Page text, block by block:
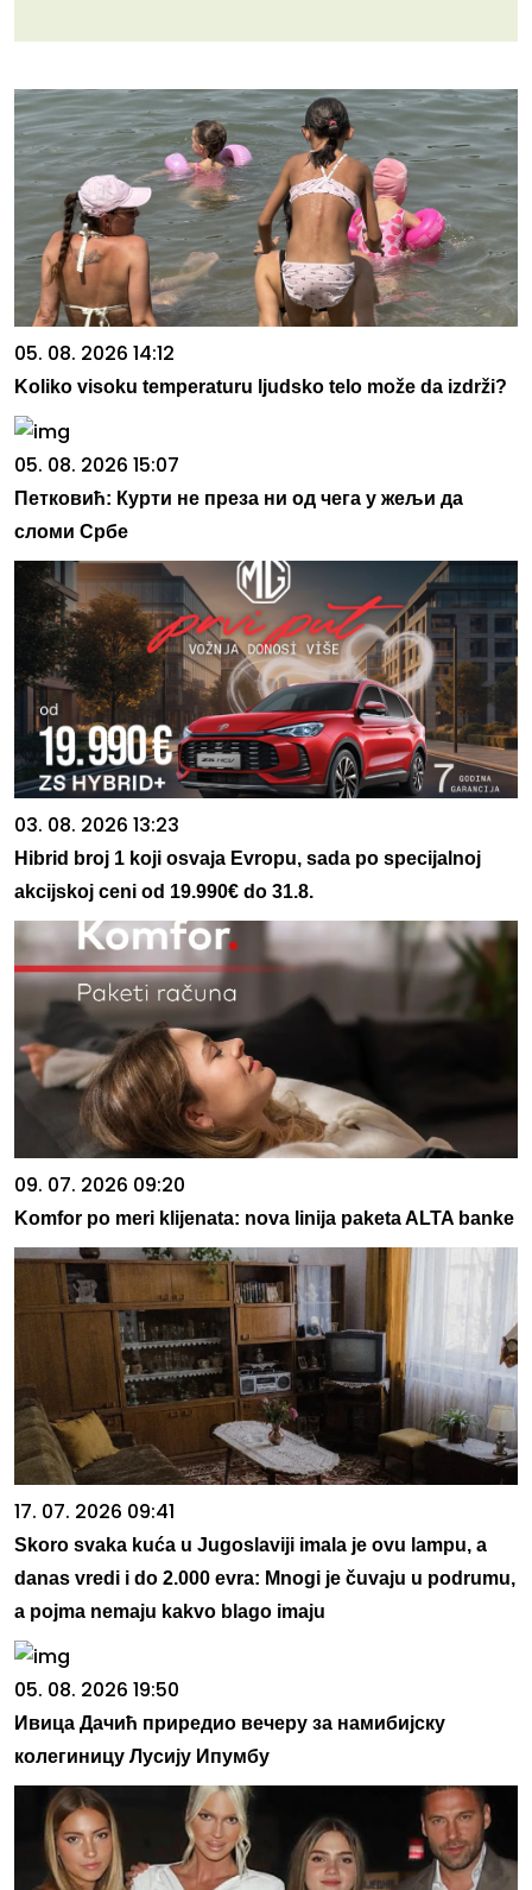
05. 08. 2026 14:12
Koliko visoku temperaturu ljudsko telo može da izdrži?
05. 08. 2026 15:07
Петковић: Курти не преза ни од чега у жељи да
сломи Србе
03. 08. 2026 13:23
Hibrid broj 1 koji osvaja Evropu, sada po specijalnoj
akcijskoj ceni od 19.990€ do 31.8.
09. 07. 2026 09:20
Komfor po meri klijenata: nova linija paketa ALTA banke
17. 07. 2026 09:41
Skoro svaka kuća u Jugoslaviji imala je ovu lampu, a
danas vredi i do 2.000 evra: Mnogi je čuvaju u podrumu,
a pojma nemaju kakvo blago imaju
05. 08. 2026 19:50
Ивица Дачић приредио вечеру за намибијску
колегиницу Лусију Ипумбу